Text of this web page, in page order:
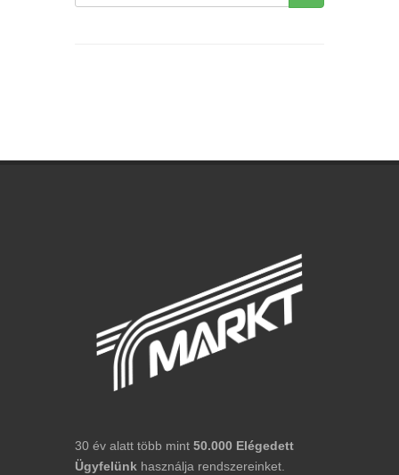
30 év alatt több mint 50.000 Elégedett
Ügyfelünk használja rendszereinket.